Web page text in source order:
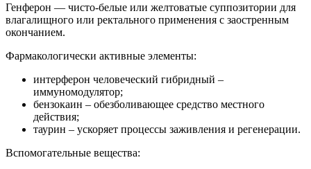
Генферон — чисто-белые или желтоватые суппозитории для
влагалищного или ректального применения с заостренным
окончанием.
Фармакологически активные элементы:
интерферон человеческий гибридный –
иммуномодулятор;
бензокаин – обезболивающее средство местного
действия;
таурин – ускоряет процессы заживления и регенерации.
Вспомогательные вещества: